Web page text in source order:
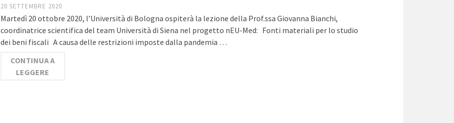
20 SETTEMBRE 2020
Martedì 20 ottobre 2020, l’Università di Bologna ospiterà la lezione della Prof.ssa Giovanna Bianchi,
coordinatrice scientifica del team Università di Siena nel progetto nEU-Med: Fonti materiali per lo studio
dei beni fiscali A causa delle restrizioni imposte dalla pandemia …
CONTINUA A
LEGGERE